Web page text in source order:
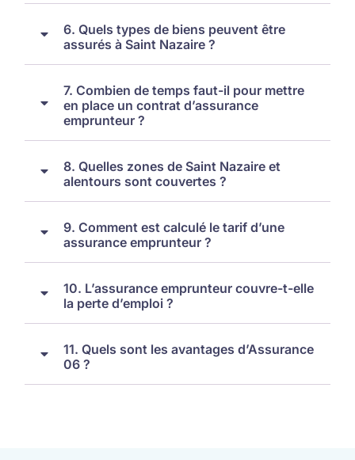
6. Quels types de biens peuvent être
assurés à Saint Nazaire ?
7. Combien de temps faut-il pour mettre
en place un contrat d’assurance
emprunteur ?
8. Quelles zones de Saint Nazaire et
alentours sont couvertes ?
9. Comment est calculé le tarif d’une
assurance emprunteur ?
10. L’assurance emprunteur couvre-t-elle
la perte d’emploi ?
11. Quels sont les avantages d’Assurance
06 ?